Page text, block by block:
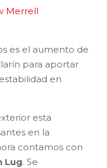
Merrell
es el aumento de
para aportar
en
esta
en la
contamos con
Lug. Se